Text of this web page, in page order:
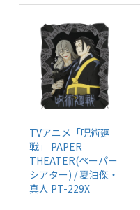
TVアニメ「呪術廻
戦」 PAPER
THEATER(ペーパー
シアター) / 夏油傑・
真人 PT-229X